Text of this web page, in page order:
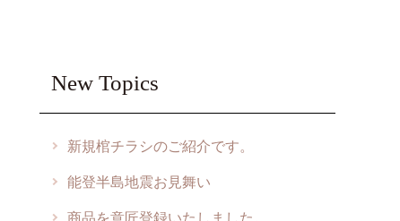
New Topics
新規棺チラシのご紹介です。
能登半島地震お見舞い
商品を意匠登録いたしました。